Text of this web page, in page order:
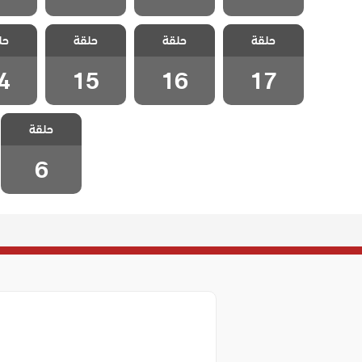
مسلسل كذبتي
الجميلة مدبلج
الحلقة 17
حلقة
17
مسلسل كذبتي
الجميلة مدبلج
الحلقة 16
حلقة
16
مسلسل كذبتي
الجميلة مدبلج
الحلقة 15
حلقة
15
مسلسل كذبتي
الجميلة مدبلج
الحلقة 6
حلقة
6